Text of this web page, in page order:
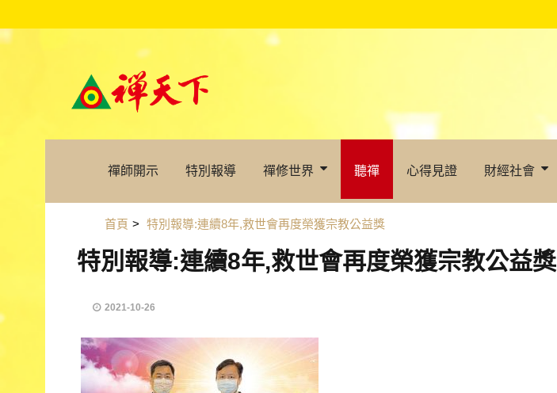
禪師開示 特別報導 禪修世界 聽禪 心得見證 財經社會
首頁 > 特別報導:連續8年,救世會再度榮獲宗教公益獎
特別報導:連續8年,救世會再度榮獲宗教公益獎
2021-10-26